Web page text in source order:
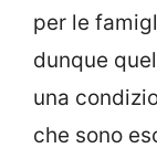
per le
dunque
una
che sono